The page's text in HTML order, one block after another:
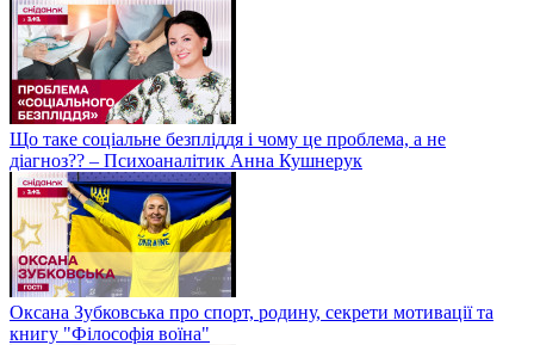
Що таке соціальне безпліддя і чому це проблема, а не
діагноз?? – Психоаналітик Анна Кушнерук
Оксана Зубковська про спорт, родину, секрети мотивації та
книгу "Філософія воїна"